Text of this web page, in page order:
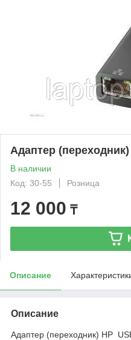
Адаптер
В наличии
Код: 30-55
Розница
12 000 ₸
Описание
Описание
Адаптер (переходник) HP